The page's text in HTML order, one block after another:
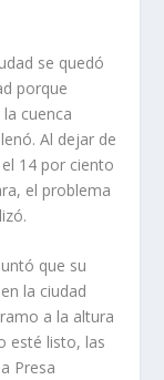
se quedó
porque
cuenca
Al dejar de
14 por ciento
el problema
que su
la ciudad
a la altura
esté listo, las
Presa